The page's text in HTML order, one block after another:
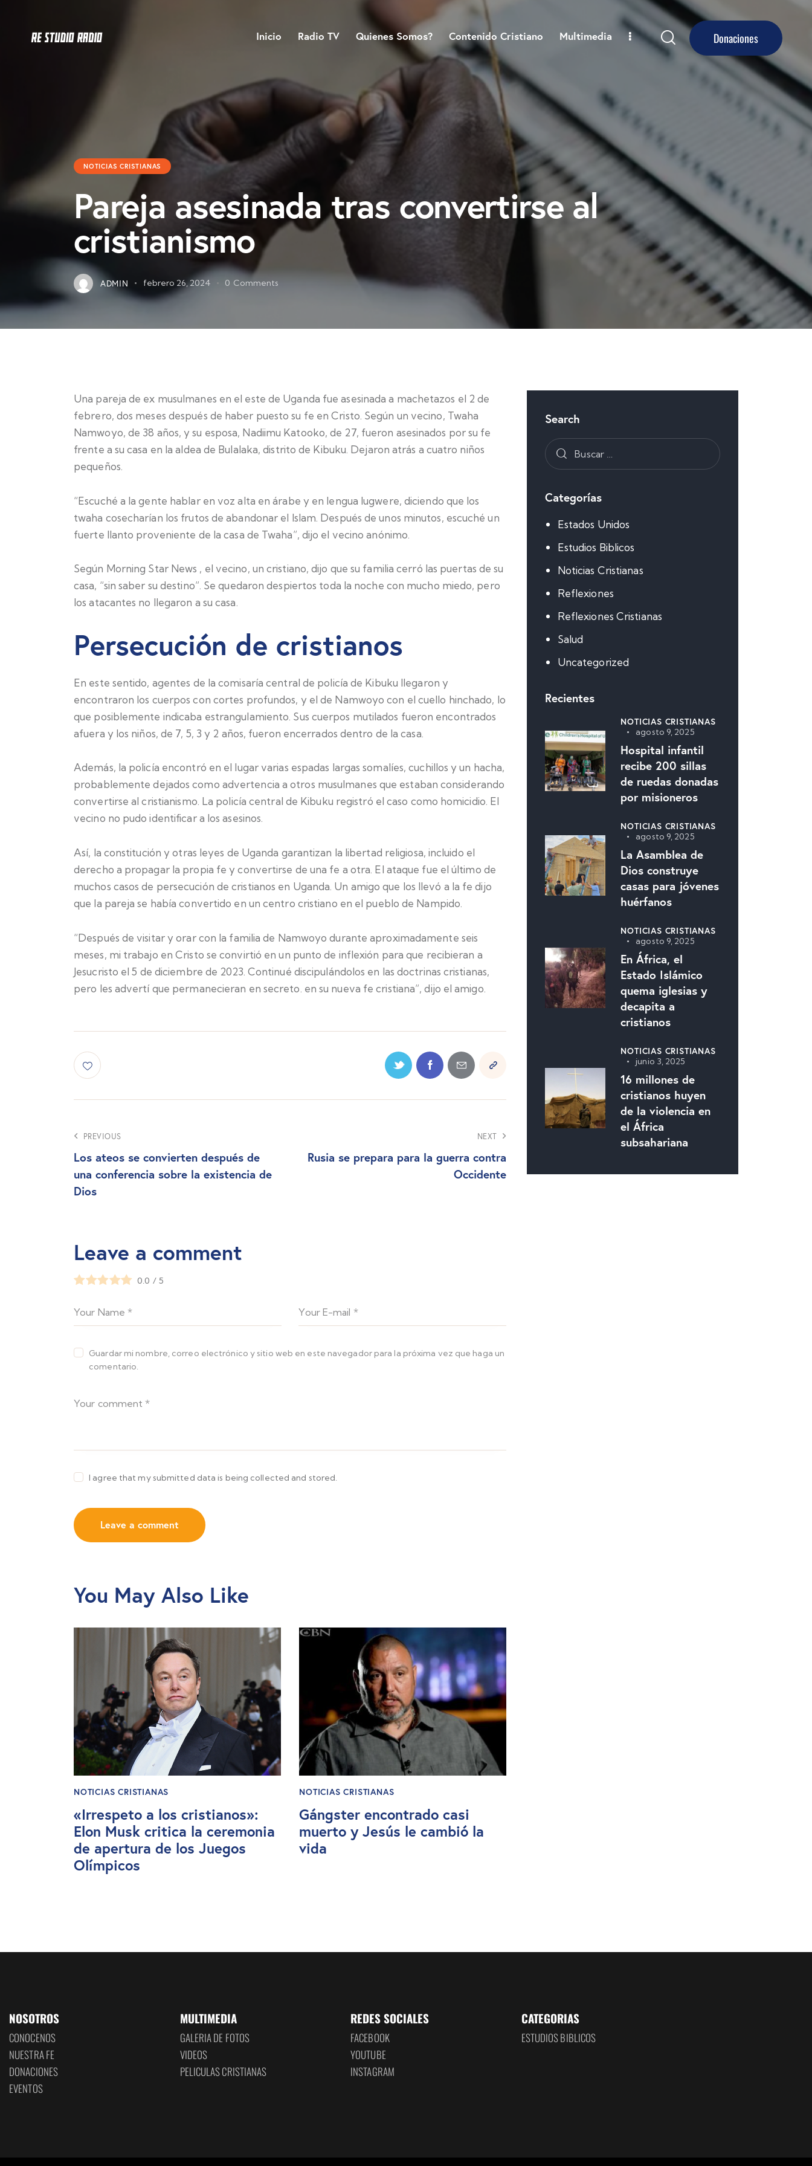
Inicio Radio TV Quienes Somos? Contenido Cristiano Multimedia Donaciones
NOTICIAS CRISTIANAS
Pareja asesinada tras convertirse al
cristianismo
ADMIN febrero 26, 2024 0 Comments
Una pareja de ex musulmanes en el este de Uganda fue asesinada a machetazos el 2 de
febrero, dos meses después de haber puesto su fe en Cristo. Según un vecino, Twaha
Namwoyo, de 38 años, y su esposa, Nadiimu Katooko, de 27, fueron asesinados por su fe
frente a su casa en la aldea de Bulalaka, distrito de Kibuku. Dejaron atrás a cuatro niños
pequeños.
“Escuché a la gente hablar en voz alta en árabe y en lengua lugwere, diciendo que los
twaha cosecharían los frutos de abandonar el Islam. Después de unos minutos, escuché un
fuerte llanto proveniente de la casa de Twaha”, dijo el vecino anónimo.
Según Morning Star News , el vecino, un cristiano, dijo que su familia cerró las puertas de su
casa, “sin saber su destino”. Se quedaron despiertos toda la noche con mucho miedo, pero
los atacantes no llegaron a su casa.
Persecución de cristianos
En este sentido, agentes de la comisaría central de policía de Kibuku llegaron y
encontraron los cuerpos con cortes profundos, y el de Namwoyo con el cuello hinchado, lo
que posiblemente indicaba estrangulamiento. Sus cuerpos mutilados fueron encontrados
afuera y los niños, de 7, 5, 3 y 2 años, fueron encerrados dentro de la casa.
Además, la policía encontró en el lugar varias espadas largas somalíes, cuchillos y un hacha,
probablemente dejados como advertencia a otros musulmanes que estaban considerando
convertirse al cristianismo. La policía central de Kibuku registró el caso como homicidio. El
vecino no pudo identificar a los asesinos.
Así, la constitución y otras leyes de Uganda garantizan la libertad religiosa, incluido el
derecho a propagar la propia fe y convertirse de una fe a otra. El ataque fue el último de
muchos casos de persecución de cristianos en Uganda. Un amigo que los llevó a la fe dijo
que la pareja se había convertido en un centro cristiano en el pueblo de Nampido.
“Después de visitar y orar con la familia de Namwoyo durante aproximadamente seis
meses, mi trabajo en Cristo se convirtió en un punto de inflexión para que recibieran a
Jesucristo el 5 de diciembre de 2023. Continué discipulándolos en las doctrinas cristianas,
pero les advertí que permanecieran en secreto. en su nueva fe cristiana”, dijo el amigo.
PREVIOUS
Los ateos se convierten después de
una conferencia sobre la existencia de
Dios
NEXT
Rusia se prepara para la guerra contra
Occidente
Leave a comment
0.0 / 5
Guardar mi nombre, correo electrónico y sitio web en este navegador para la próxima vez que haga un
comentario.
I agree that my submitted data is being collected and stored.
You May Also Like
NOTICIAS CRISTIANAS
«Irrespeto a los cristianos»:
Elon Musk critica la ceremonia
de apertura de los Juegos
Olímpicos
NOTICIAS CRISTIANAS
Gángster encontrado casi
muerto y Jesús le cambió la
vida
Search
Categorías
Estados Unidos
Estudios Biblicos
Noticias Cristianas
Reflexiones
Reflexiones Cristianas
Salud
Uncategorized
Recientes
NOTICIAS CRISTIANAS
agosto 9, 2025
Hospital infantil
recibe 200 sillas
de ruedas donadas
por misioneros
NOTICIAS CRISTIANAS
agosto 9, 2025
La Asamblea de
Dios construye
casas para jóvenes
huérfanos
NOTICIAS CRISTIANAS
agosto 9, 2025
En África, el
Estado Islámico
quema iglesias y
decapita a
cristianos
NOTICIAS CRISTIANAS
junio 3, 2025
16 millones de
cristianos huyen
de la violencia en
el África
subsahariana
NOSOTROS
CONOCENOS
NUESTRA FE
DONACIONES
EVENTOS
MULTIMEDIA
GALERIA DE FOTOS
VIDEOS
PELICULAS CRISTIANAS
REDES SOCIALES
FACEBOOK
YOUTUBE
INSTAGRAM
CATEGORIAS
ESTUDIOS BIBLICOS